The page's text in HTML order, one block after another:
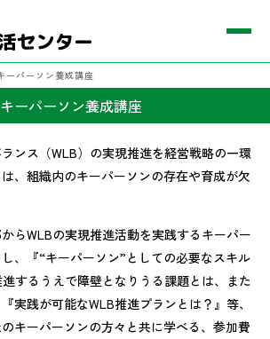
ーパーソン養成講座
キーパーソン養成講座
ンス（WLB）の実現推進を経営戦略の一環
、組織内のキーパーソンの存在や育成が欠
らWLBの実現推進活動を実践するキーパー
、『“キーパーソン”としての必要なスキル
するうえで障壁となりうる課題とは、また
実践が可能なWLB推進プランとは？』等、
キーパーソンの方々と共に学べる、参加費